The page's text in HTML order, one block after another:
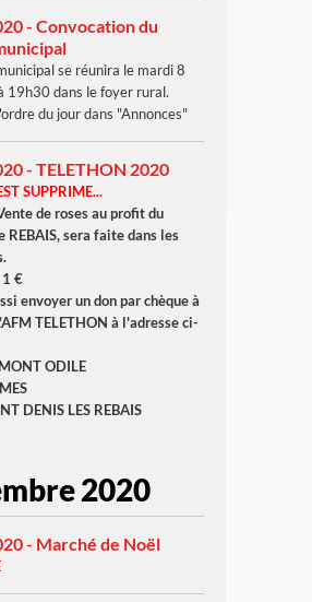
- Convocation du
se réunira le mardi 8
19h30 dans le foyer rural.
du jour dans "Annonces"
- TELETHON 2020
SUPPRIME...
de roses au profit du
REBAIS, sera faite dans les
1 €
envoyer un don par chèque à
TELETHON à l'adresse ci-
ODILE
DENIS LES REBAIS
2020
- Marché de Noël